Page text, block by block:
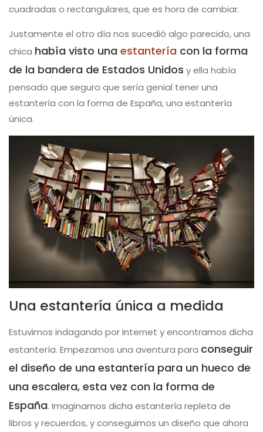
cuadradas o rectangulares, que es hora de cambiar.
Justamente el otro día nos sucedió algo parecido, una
chica había visto una estantería con la forma
de la bandera de Estados Unidos y ella había
pensado que seguro que sería genial tener una
estantería con la forma de España, una estantería
única.
Una estantería única a medida
Estuvimos indagando por Internet y encontramos dicha
estantería. Empezamos una aventura para conseguir
el diseño de una estantería para un hueco de
una escalera, esta vez con la forma de
España. Imaginamos dicha estantería repleta de
libros y recuerdos, y conseguimos un diseño que ahora